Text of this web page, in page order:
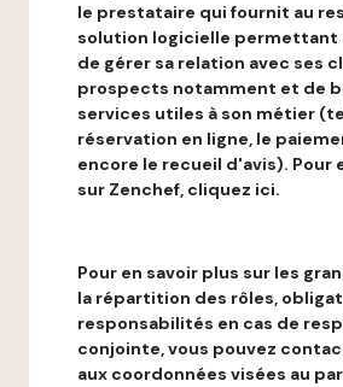
le prestataire qui fournit au
solution logicielle permettant
de gérer sa relation avec ses
prospects notamment et de
services utiles à son métier
réservation en ligne, le
encore le recueil d'avis). Pour
sur Zenchef, cliquez ici.
Pour en savoir plus sur les
la répartition des rôles,
responsabilités en cas de
conjointe, vous pouvez
aux coordonnées visées au